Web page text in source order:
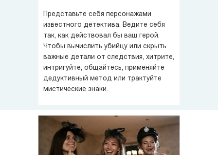
Представьте себя персонажами
известного детектива. Ведите себя
так, как действовал бы ваш герой.
Чтобы вычислить убийцу или скрыть
важные детали от следствия, хитрите,
интригуйте, общайтесь, применяйте
дедуктивный метод или трактуйте
мистические знаки.